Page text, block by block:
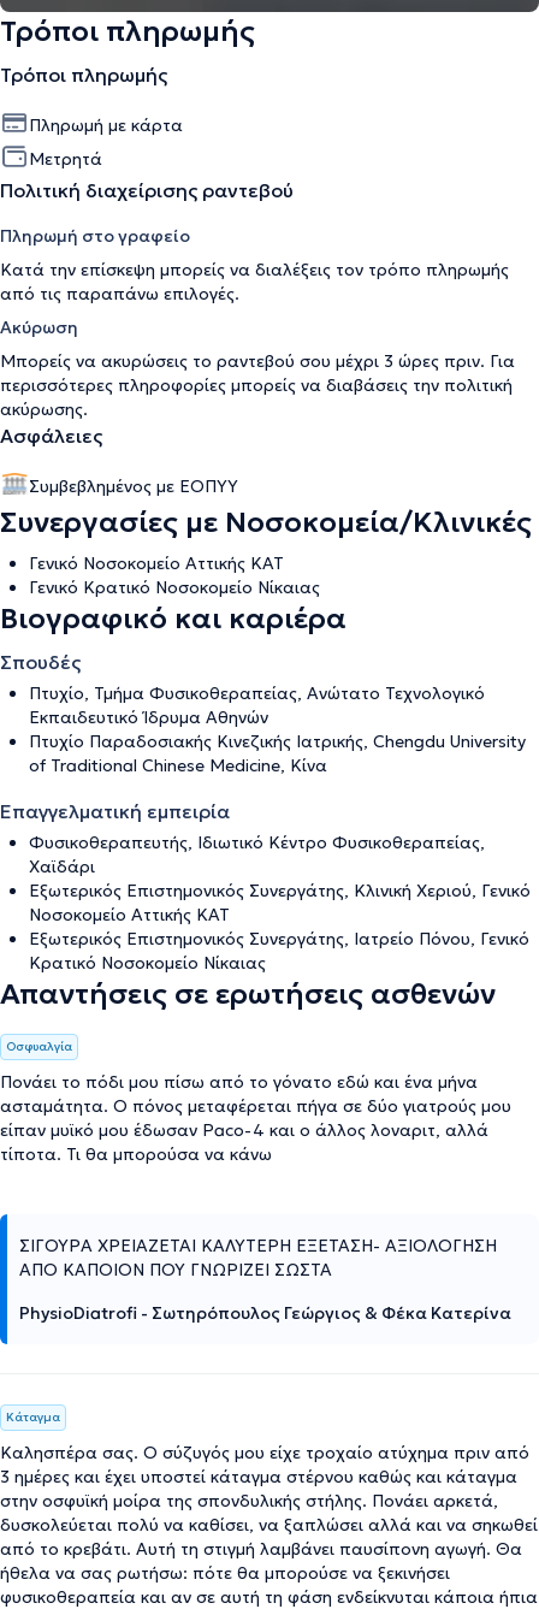
Τρόποι πληρωμής
Τρόποι πληρωμής
Πληρωμή με κάρτα
Μετρητά
Πολιτική διαχείρισης ραντεβού
Πληρωμή στο γραφείο
Κατά την επίσκεψη μπορείς να διαλέξεις τον τρόπο πληρωμής
από τις παραπάνω επιλογές.
Ακύρωση
Μπορείς να ακυρώσεις το ραντεβού σου μέχρι 3 ώρες πριν. Για
περισσότερες πληροφορίες μπορείς να διαβάσεις την πολιτική
ακύρωσης.
Ασφάλειες
Συμβεβλημένος με ΕΟΠΥΥ
Συνεργασίες με Νοσοκομεία/Κλινικές
Γενικό Νοσοκομείο Αττικής ΚΑΤ
Γενικό Κρατικό Νοσοκομείο Νίκαιας
Βιογραφικό και καριέρα
Σπουδές
Πτυχίο, Τμήμα Φυσικοθεραπείας, Ανώτατο Τεχνολογικό
Εκπαιδευτικό Ίδρυμα Αθηνών
Πτυχίο Παραδοσιακής Κινεζικής Ιατρικής, Chengdu University
of Traditional Chinese Medicine, Κίνα
Επαγγελματική εμπειρία
Φυσικοθεραπευτής, Ιδιωτικό Κέντρο Φυσικοθεραπείας,
Χαϊδάρι
Εξωτερικός Επιστημονικός Συνεργάτης, Κλινική Χεριού, Γενικό
Νοσοκομείο Αττικής ΚΑΤ
Εξωτερικός Επιστημονικός Συνεργάτης, Ιατρείο Πόνου, Γενικό
Κρατικό Νοσοκομείο Νίκαιας
Απαντήσεις σε ερωτήσεις ασθενών
Οσφυαλγία
Πονάει το πόδι μου πίσω από το γόνατο εδώ και ένα μήνα
ασταμάτητα. Ο πόνος μεταφέρεται πήγα σε δύο γιατρούς μου
είπαν μυϊκό μου έδωσαν Paco-4 και ο άλλος λοναριτ, αλλά
τίποτα. Τι θα μπορούσα να κάνω
ΣΙΓΟΥΡΑ ΧΡΕΙΑΖΕΤΑΙ ΚΑΛΥΤΕΡΗ ΕΞΕΤΑΣΗ- ΑΞΙΟΛΟΓΗΣΗ
ΑΠΟ ΚΑΠΟΙΟΝ ΠΟΥ ΓΝΩΡΙΖΕΙ ΣΩΣΤΑ
PhysioDiatrofi - Σωτηρόπουλος Γεώργιος & Φέκα Κατερίνα
Κάταγμα
Καλησπέρα σας. Ο σύζυγός μου είχε τροχαίο ατύχημα πριν από
3 ημέρες και έχει υποστεί κάταγμα στέρνου καθώς και κάταγμα
στην οσφυϊκή μοίρα της σπονδυλικής στήλης. Πονάει αρκετά,
δυσκολεύεται πολύ να καθίσει, να ξαπλώσει αλλά και να σηκωθεί
από το κρεβάτι. Αυτή τη στιγμή λαμβάνει παυσίπονη αγωγή. Θα
ήθελα να σας ρωτήσω: πότε θα μπορούσε να ξεκινήσει
φυσικοθεραπεία και αν σε αυτή τη φάση ενδείκνυται κάποια ήπια